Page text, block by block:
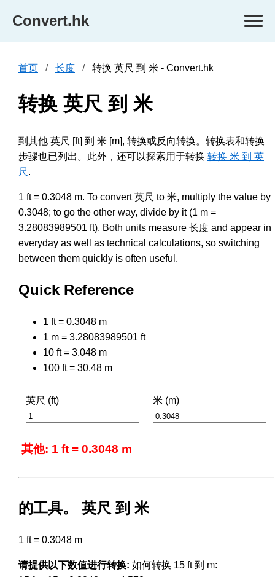
Convert.hk
首页 长度 转换 英尺 到 米 - Convert.hk
转换 英尺 到 米
到其他 英尺 [ft] 到 米 [m], 转换或反向转换。转换表和转换
步骤也已列出。此外，还可以探索用于转换 转换 米 到 英
尺 .
1 ft = 0.3048 m. To convert 英尺 to 米, multiply the value by
0.3048; to go the other way, divide by it (1 m =
3.28083989501 ft). Both units measure 长度 and appear in
everyday as well as technical calculations, so switching
between them quickly is often useful.
Quick Reference
1 ft = 0.3048 m
1 m = 3.28083989501 ft
10 ft = 3.048 m
100 ft = 30.48 m
英尺 (ft) 米 (m)
其他: 1 ft = 0.3048 m
的工具。 英尺 到 米
1 ft = 0.3048 m
请提供以下数值进行转换: 如何转换 15 ft 到 m: